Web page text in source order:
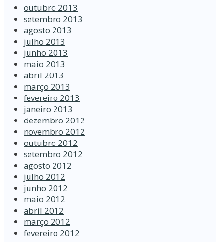
outubro 2013
setembro 2013
agosto 2013
julho 2013
junho 2013
maio 2013
abril 2013
março 2013
fevereiro 2013
janeiro 2013
dezembro 2012
novembro 2012
outubro 2012
setembro 2012
agosto 2012
julho 2012
junho 2012
maio 2012
abril 2012
março 2012
fevereiro 2012